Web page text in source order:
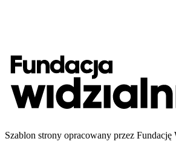
Szablon strony opracowany przez Fundację